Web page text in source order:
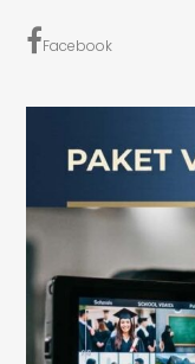
Facebook